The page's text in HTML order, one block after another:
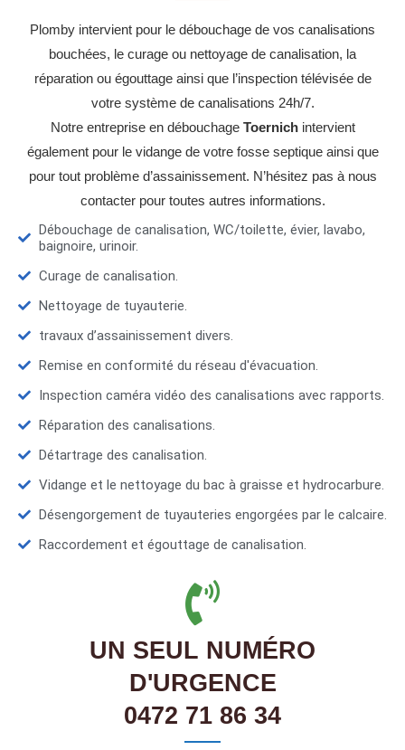
Plomby intervient pour le débouchage de vos canalisations
bouchées, le curage ou nettoyage de canalisation, la
réparation ou égouttage ainsi que l’inspection télévisée de
votre système de canalisations 24h/7.
Notre entreprise en débouchage Toernichintervient
également pour le vidange de votre fosse septique ainsi que
pour tout problème d’assainissement. N’hésitez pas à nous
contacter pour toutes autres informations.
Débouchage de canalisation, WC/toilette, évier, lavabo,
baignoire, urinoir.
Curage de canalisation.
Nettoyage de tuyauterie.
travaux d’assainissement divers.
Remise en conformité du réseau d'évacuation.
Inspection caméra vidéo des canalisations avec rapports.
Réparation des canalisations.
Détartrage des canalisation.
Vidange et le nettoyage du bac à graisse et hydrocarbure.
Désengorgement de tuyauteries engorgées par le calcaire.
Raccordement et égouttage de canalisation.
UN SEUL NUMÉRO
D'URGENCE
0472 71 86 34